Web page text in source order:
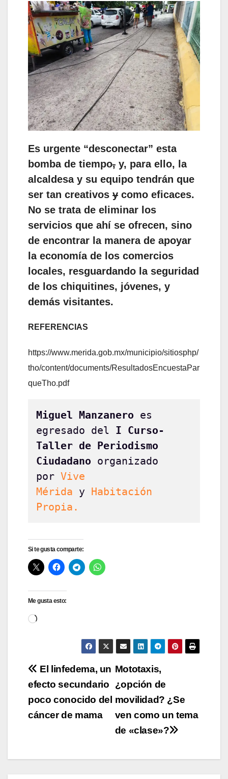
Es urgente “desconectar” esta
bomba de tiempo, y, para ello, la
alcaldesa y su equipo tendrán que
ser tan creativos y como eficaces.
No se trata de eliminar los
servicios que ahí se ofrecen, sino
de encontrar la manera de apoyar
la economía de los comercios
locales, resguardando la seguridad
de los chiquitines, jóvenes, y
demás visitantes.
REFERENCIAS
https://www.merida.gob.mx/municipio/sitiosphp/
tho/content/documents/ResultadosEncuestaPar
queTho.pdf
Miguel Manzanero es
egresado del I Curso-
Taller de Periodismo
Ciudadano organizado
por Vive
Mérida y Habitación
Propia.
Si te gusta comparte:
Me gusta esto:
Cargando...
Navegación
de
entradas
Mototaxis,
¿opción de
movilidad? ¿Se
ven como un tema
de «clase»?
El linfedema, un
efecto secundario
poco conocido del
cáncer de mama